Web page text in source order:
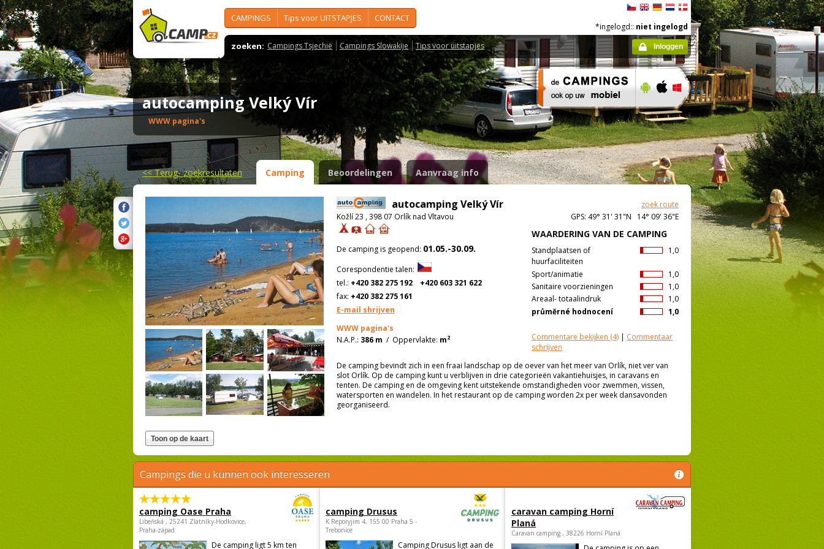
CAMPINGS Tips voor UITSTAPJES CONTACT
zoeken: Campings Tsjechië Campings Slowakije Tips voor uitstapjes
*ingelogd:: niet ingelogd
Inloggen
autocamping Velký Vír
WWW pagina's
<<Terug- zoekresultaten Camping Beoordelingen Aanvraag info
autocamping Velký Vír
zoek route
Kožlí 23 , 398 07 Orlík nad Vltavou
GPS: 49° 31' 31"N 14° 09' 36"E
WAARDERING VAN DE CAMPING
1,0
Standplaatsen of
huurfaciliteiten
1,0
Sport/animatie
1,0
Sanitaire voorzieningen
1,0
Areaal- totaalindruk
1,0
průměrné hodnocení
Commentare bekijken (4) | Commentaar
schrijven
De camping is geopend: 01.05.-30.09.
Corespondentie talen:
tel.: +420 382 275 192
+420 603 321 622
fax: +420 382 275 161
E-mail shrijven
WWW pagina's
N.A.P.: 386 m / Oppervlakte: m2
De camping bevindt zich in een fraai landschap op de oever van het meer van Orlík, niet ver van
slot Orlík. Op de camping kunt u verblijven in drie categorieën vakantiehuisjes, in caravans en
tenten. De camping en de omgeving kent uitstekende omstandigheden voor zwemmen, vissen,
watersporten en wandelen. In het restaurant op de camping worden 2x per week dansavonden
georganiseerd.
Campings die u kunnen ook interesseren
camping Oase Praha
Libeňská , 25241 Zlatníky-Hodkovice,
Praha-západ
De camping ligt 5 km ten
camping Drusus
K Reporyjim 4, 155 00 Praha 5 -
Trebonice
Camping Drusus ligt aan de
caravan camping Horní
Planá
Caravan camping , 38226 Horní Planá